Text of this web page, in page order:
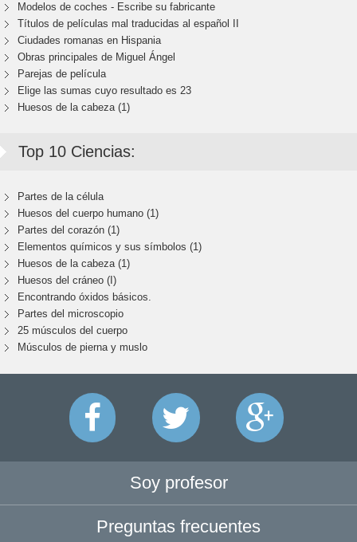
Modelos de coches - Escribe su fabricante
Títulos de películas mal traducidas al español II
Ciudades romanas en Hispania
Obras principales de Miguel Ángel
Parejas de película
Elige las sumas cuyo resultado es 23
Huesos de la cabeza (1)
Top 10 Ciencias:
Partes de la célula
Huesos del cuerpo humano (1)
Partes del corazón (1)
Elementos químicos y sus símbolos (1)
Huesos de la cabeza (1)
Huesos del cráneo (I)
Encontrando óxidos básicos.
Partes del microscopio
25 músculos del cuerpo
Músculos de pierna y muslo
Soy profesor
Preguntas frecuentes